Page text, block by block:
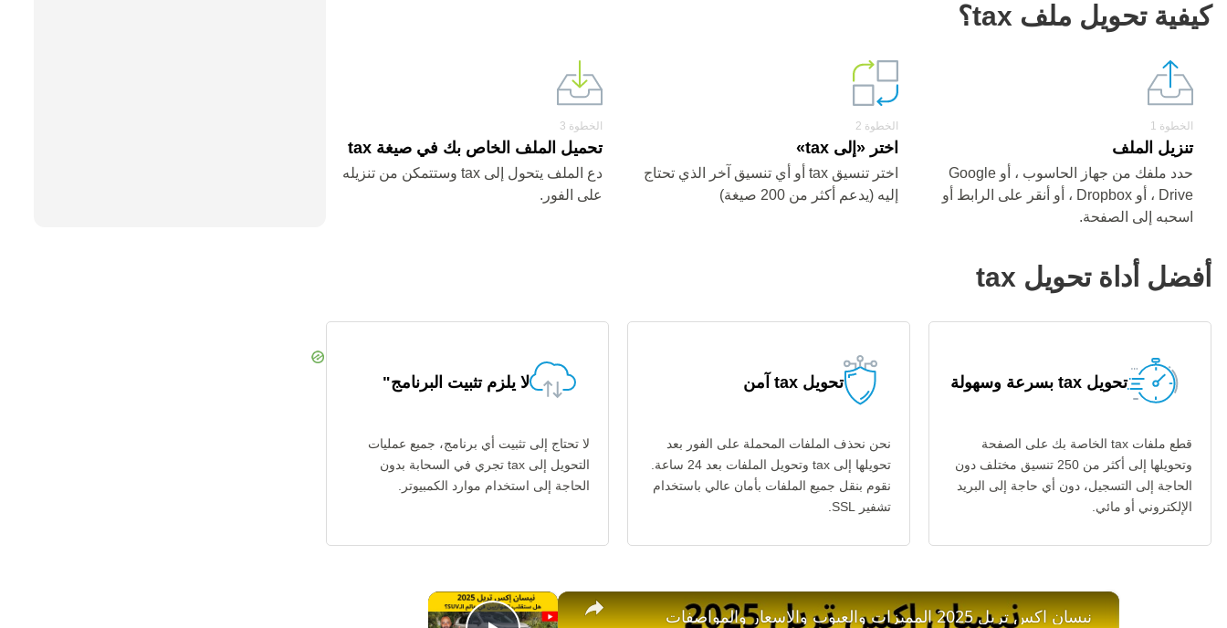
كيفية تحويل ملف tax؟
الخطوة 1
تنزيل الملف
حدد ملفك من جهاز الحاسوب ، أو Google
Drive ، أو Dropbox ، أو أنقر على الرابط أو
اسحبه إلى الصفحة.
الخطوة 2
اختر «إلى tax»
اختر تنسيق tax أو أي تنسيق آخر الذي تحتاج
إليه (يدعم أكثر من 200 صيغة)
الخطوة 3
تحميل الملف الخاص بك في صيغة tax
دع الملف يتحول إلى tax وستتمكن من تنزيله
على الفور.
أفضل أداة تحويل tax
تحويل tax بسرعة وسهولة
قطع ملفات tax الخاصة بك على الصفحة
وتحويلها إلى أكثر من 250 تنسيق مختلف دون
الحاجة إلى التسجيل، دون أي حاجة إلى البريد
الإلكتروني أو مائي.
تحويل tax آمن
نحن نحذف الملفات المحملة على الفور بعد
تحويلها إلى tax وتحويل الملفات بعد 24 ساعة.
نقوم بنقل جميع الملفات بأمان عالي باستخدام
تشفير SSL.
لا يلزم تثبيت البرنامج"
لا تحتاج إلى تثبيت أي برنامج، جميع عمليات
التحويل إلى tax تجري في السحابة بدون
الحاجة إلى استخدام موارد الكمبيوتر.
× ×
نيسان اكس تريل 2025 المميزات والعيوب والاسعار والمواصفات